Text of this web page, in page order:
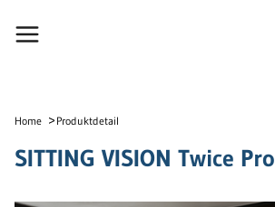
Home > Produktdetail
SITTING VISION Twice Pro